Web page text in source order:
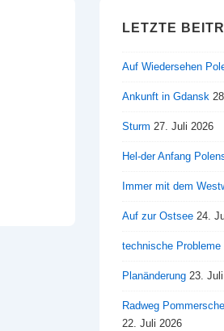
LETZTE
Auf Wiedersehen
Ankunft in Gdansk
Sturm 27. Juli 2026
Hel-der Anfang
Immer mit dem
Auf zur Ostsee 24.
technische Probleme
Planänderung 23.
Radweg
22. Juli 2026